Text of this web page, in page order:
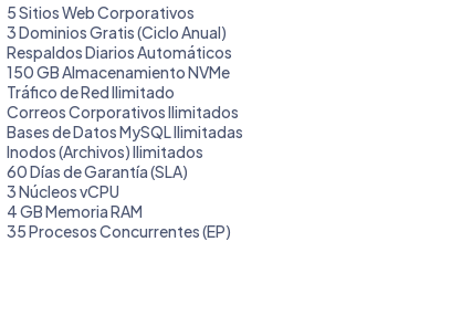
5 Sitios Web Corporativos
3 Dominios Gratis (Ciclo Anual)
Respaldos Diarios Automáticos
150 GB Almacenamiento NVMe
Tráfico de Red Ilimitado
Correos Corporativos Ilimitados
Bases de Datos MySQL Ilimitadas
Inodos (Archivos) Ilimitados
60 Días de Garantía (SLA)
3 Núcleos vCPU
4 GB Memoria RAM
35 Procesos Concurrentes (EP)